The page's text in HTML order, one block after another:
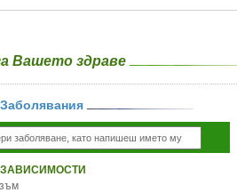
Вашето здраве
ЗАВИСИМОСТИ